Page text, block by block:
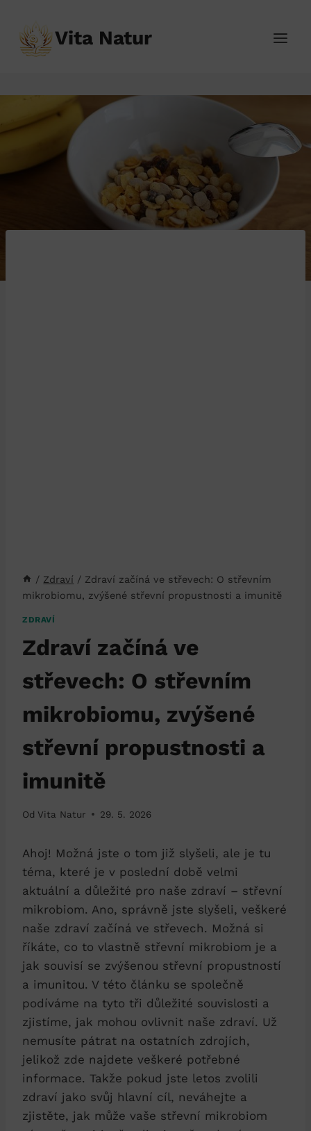
obsah
Vita Natur
/ Zdraví / Zdraví začíná ve střevech: O střevním
mikrobiomu, zvýšené střevní propustnosti a imunitě
ZDRAVÍ
Zdraví začíná ve
střevech: O střevním
mikrobiomu, zvýšené
střevní propustnosti a
imunitě
Od Vita Natur 29. 5. 2026
Ahoj! Možná jste o tom již slyšeli, ale je tu
téma, které je v poslední době velmi
aktuální a důležité pro naše zdraví – střevní
mikrobiom. Ano, správně jste slyšeli, veškeré
naše zdraví začíná ve střevech. Možná si
říkáte, co to vlastně střevní mikrobiom je a
jak souvisí se zvýšenou střevní propustností
a imunitou. V této článku se společně
podíváme na tyto tři důležité souvislosti a
zjistíme, jak mohou ovlivnit naše zdraví. Už
nemusíte pátrat na ostatních zdrojích,
jelikož zde najdete veškeré potřebné
informace. Takže pokud jste letos zvolili
zdraví jako svůj hlavní cíl, neváhejte a
zjistěte, jak může vaše střevní mikrobiom